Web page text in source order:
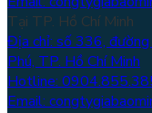
Tại TP. Hồ Chí Minh
Địa chỉ: số 336, đường
Phú, TP. Hồ Chí Minh
Hotline:
Email: